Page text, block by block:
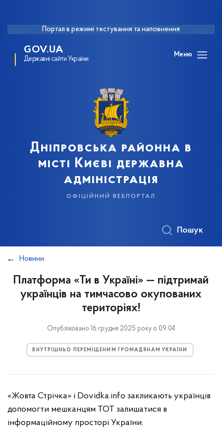
Портал в режимі тестування та наповнення
GOV.UA
Державні сайти України
Меню
Дніпровська районна в
місті Києві державна
адміністрація
офіційний вебпортал
Пошук
Новини
Платформа «Ти в Україні» — підтримай
українців на тимчасово окупованих
територіях!
Опубліковано 16 грудня 2025 року о 09:04
ВНУТРІШНЬО ПЕРЕМІЩЕНИМ ГРОМАДЯНАМ УКРАЇНИ
«Жовта Стрічка» і Dovidka.info закликають українців
допомогти мешканцям ТОТ залишатися в
інформаційному просторі України.